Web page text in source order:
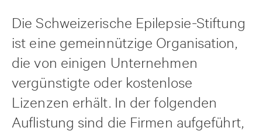
Die Schweizerische Epilepsie-Stiftung
ist eine gemeinnützige Organisation,
die von einigen Unternehmen
vergünstigte oder kostenlose
Lizenzen erhält. In der folgenden
Auflistung sind die Firmen aufgeführt,